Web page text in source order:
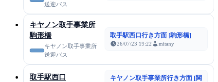
送迎バス
キヤノン取手事業所
駒形橋
キヤノン取手事業所
送迎バス
取手駅西口行き方面 [駒形橋]
26/07/23 19:22 mitany
取手駅西口
キヤノン取手事業所行き方面 [関